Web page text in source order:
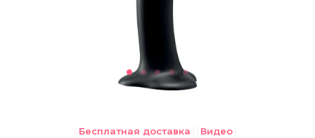
Бесплатная доставка Видео